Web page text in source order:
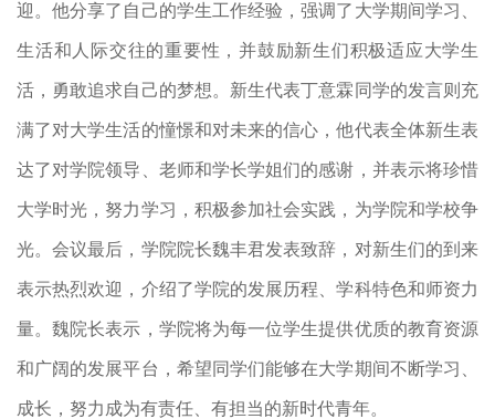
迎。他分享了自己的学生工作经验，强调了大学期间学习、
生活和人际交往的重要性，并鼓励新生们积极适应大学生
活，勇敢追求自己的梦想。新生代表丁意霖同学的发言则充
满了对大学生活的憧憬和对未来的信心，他代表全体新生表
达了对学院领导、老师和学长学姐们的感谢，并表示将珍惜
大学时光，努力学习，积极参加社会实践，为学院和学校争
光。会议最后，学院院长魏丰君发表致辞，对新生们的到来
表示热烈欢迎，介绍了学院的发展历程、学科特色和师资力
量。魏院长表示，学院将为每一位学生提供优质的教育资源
和广阔的发展平台，希望同学们能够在大学期间不断学习、
成长，努力成为有责任、有担当的新时代青年。